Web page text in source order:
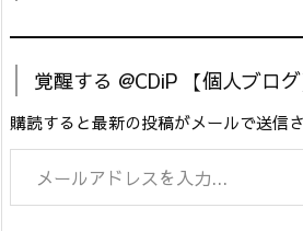
覚醒する @CDiP 【個人ブロ
購読すると最新の投稿がメールで送信さ
メールアドレスを入力...